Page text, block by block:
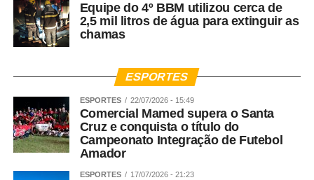
Equipe do 4º BBM utilizou cerca de
2,5 mil litros de água para extinguir as
chamas
ESPORTES
ESPORTES 22/07/2026 - 15:49
Comercial Mamed supera o Santa
Cruz e conquista o título do
Campeonato Integração de Futebol
Amador
ESPORTES 17/07/2026 - 21:23